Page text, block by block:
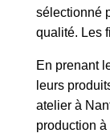
sélectionné
qualité. Les
En prenant
leurs
atelier à
production